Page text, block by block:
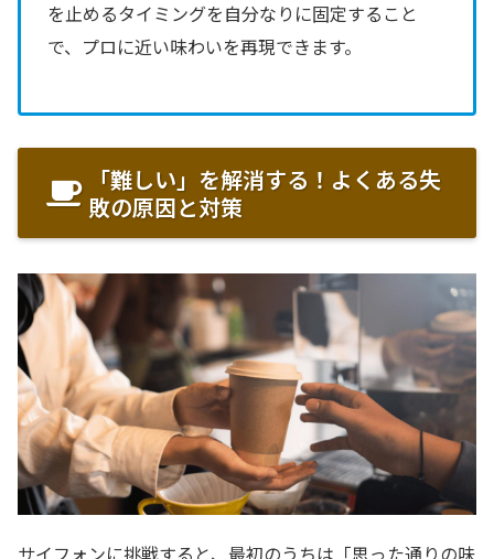
を止めるタイミングを自分なりに固定すること
で、プロに近い味わいを再現できます。
「難しい」を解消する！よくある失
敗の原因と対策
サイフォンに挑戦すると、最初のうちは「思った通りの味